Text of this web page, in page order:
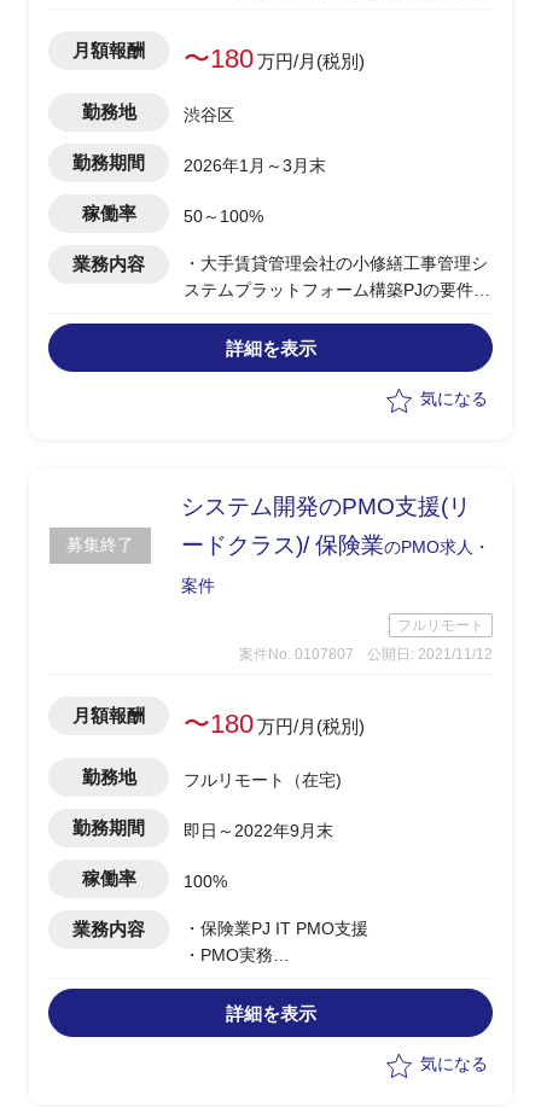
月額報酬 〜180万円/月(税別)
勤務地 渋谷区
勤務期間 2026年1月～3月末
稼働率 50～100%
業務内容
・大手賃貸管理会社の小修繕工事管理シ
ステムプラットフォーム構築PJの要件定
・AsIs-ToBe業務、該当部門の要求事項
を整理
・実装の優先度を整理し、要求を元に開
・費用対効果を試算(抑制人工/開発費用)
詳細を表示
気になる
募集終了
システム開発のPMO支援(リ
ードクラス)/ 保険業のPMO求人・
案件
フルリモート
案件No. 0107807
公開日: 2021/11/12
月額報酬 〜180万円/月(税別)
勤務地 フルリモート（在宅)
勤務期間 即日～2022年9月末
稼働率 100%
業務内容
・保険業PJ IT PMO支援
・PMO実務
・部門マネジメント
詳細を表示
気になる